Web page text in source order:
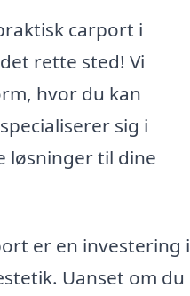
carport i
rette sted! Vi
hvor du kan
sig i
løsninger til dine
er en investering i
Uanset om du